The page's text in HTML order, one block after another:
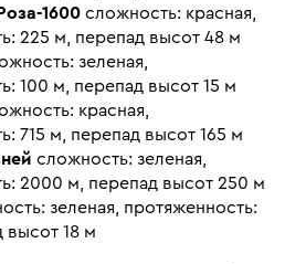
1600 сложность: красная,
225 м, перепад высот 48 м
зеленая,
100 м, перепад высот 15 м
красная,
715 м, перепад высот 165 м
сложность: зеленая,
2000 м, перепад высот 250 м
зеленая, протяженность:
высот 18 м